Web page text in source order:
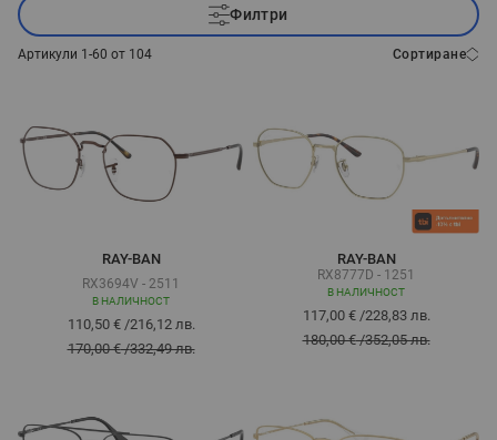
Филтри
Артикули 1 -60 от 104 Сортиране
RAY-BAN
RX3694V - 2511
В НАЛИЧНОСТ
110,50 €/216,12 лв.
170,00 €/332,49 лв.
RAY-BAN
RX8777D - 1251
В НАЛИЧНОСТ
117,00 €/228,83 лв.
180,00 €/352,05 лв.